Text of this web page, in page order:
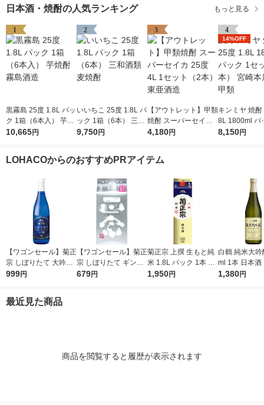
日本酒・焼酎の人気ランキング もっと見る
1
黒霧島 25度 1.8L パッ
ク 1箱（6本入） 芋焼
酎 霧島酒造
10,665円
2
いいちこ 25度 1.8L パ
ック 1箱（6本） 三和
酒類 麦焼酎
9,750円
3
【アウトレット】甲類
焼酎 スーパーセイカ
25度 4L 1セット（2
4,180円
4
14%OFF
キンミヤ 焼
8L 1800ml パ
ット（6本） 宮崎本店
8,150円
LOHACOからのおすすめPRアイテム
【ワゴンセール】菊正
宗 しぼりたて 大吟醸
720ml 1本 日本酒
999円
【ワゴンセール】菊正
宗 しぼりたて ギンパ
ック 900ml パック 1
679円
菊正宗 上撰 生もと純
米 1.8L パック 1本 日
本酒
1,950円
白鶴 純米大
ml 1本 日本酒
1,380円
最近見た商品
商品を閲覧すると履歴が表示されます